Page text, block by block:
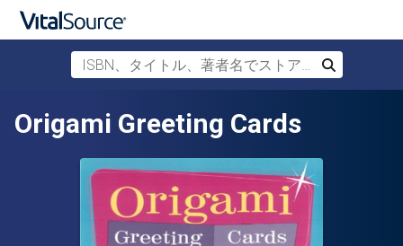
メインコンテンツへスキップ
ISBN、タイトル、著者名でストアを検索
検索
Origami Greeting Cards